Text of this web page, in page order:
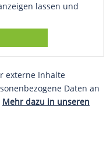
lassen und
externe Inhalte
Daten an
Mehr dazu in unseren